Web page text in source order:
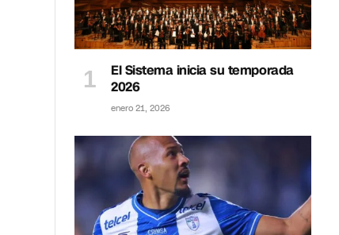
El Sistema inicia su temporada
2026
enero 21, 2026